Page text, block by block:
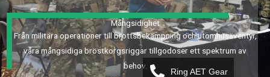
Mångsidighet
Från militära operationer till brottsbekämpning och utomhusäventyr,
våra mångsidiga bröstkorgsriggar tillgodoser ett spektrum av
behov.
Ring AET Gear